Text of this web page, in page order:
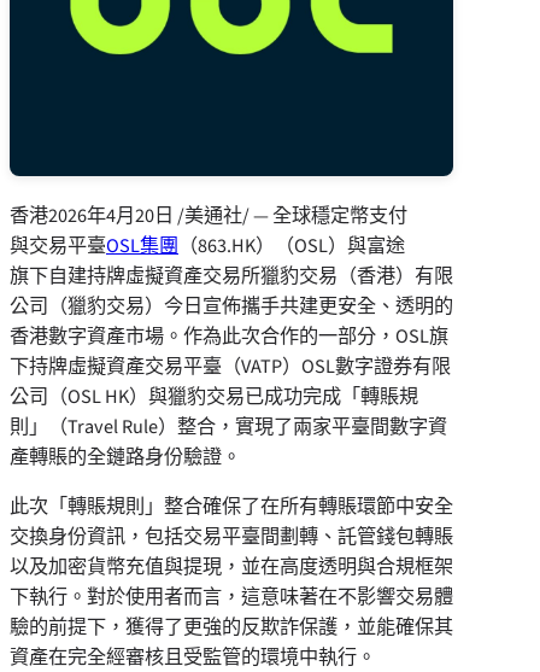
香港2026年4月20日 /美通社/ — 全球穩定幣支付
與交易平臺OSL集團 （863.HK）（OSL）與富途
旗下自建持牌虛擬資產交易所獵豹交易（香港）有限
公司（獵豹交易）今日宣佈攜手共建更安全、透明的
香港數字資產市場。作為此次合作的一部分，OSL旗
下持牌虛擬資產交易平臺（VATP）OSL數字證券有限
公司（OSL HK）與獵豹交易已成功完成「轉賬規
則」（Travel Rule）整合，實現了兩家平臺間數字資
產轉賬的全鏈路身份驗證。
此次「轉賬規則」整合確保了在所有轉賬環節中安全
交換身份資訊，包括交易平臺間劃轉、託管錢包轉賬
以及加密貨幣充值與提現，並在高度透明與合規框架
下執行。對於使用者而言，這意味著在不影響交易體
驗的前提下，獲得了更強的反欺詐保護，並能確保其
資產在完全經審核且受監管的環境中執行。